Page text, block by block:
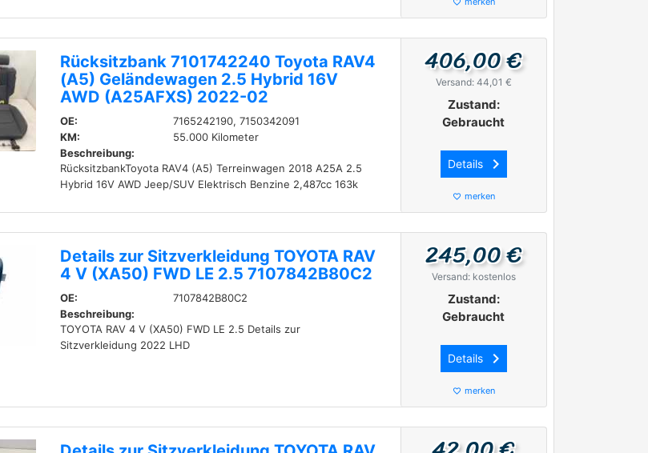
favorite_border
Rücksitzbank 7101742240 Toyota RAV4
(A5) Geländewagen 2.5 Hybrid 16V
AWD (A25AFXS) 2022-02
OE:
7165242190, 7150342091
KM:
55.000 Kilometer
Beschreibung:
RücksitzbankToyota RAV4 (A5) Terreinwagen 2018 A25A 2.5
Hybrid 16V AWD Jeep/SUV Elektrisch Benzine 2,487cc 163k
406,00 €
Versand: 44,01 €
Zustand:
Gebraucht
Details keyboard_arrow_right
favorite_border merken
Details zur Sitzverkleidung TOYOTA RAV
4 V (XA50) FWD LE 2.5 7107842B80C2
OE:
7107842B80C2
Beschreibung:
TOYOTA RAV 4 V (XA50) FWD LE 2.5 Details zur
Sitzverkleidung 2022 LHD
245,00 €
Versand: kostenlos
Zustand:
Gebraucht
Details keyboard_arrow_right
favorite_border merken